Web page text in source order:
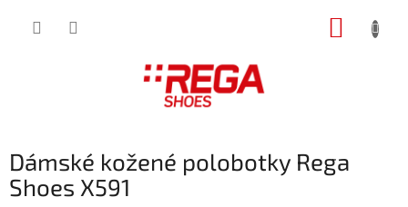
Dámské kožené polobotky Rega
Shoes X591